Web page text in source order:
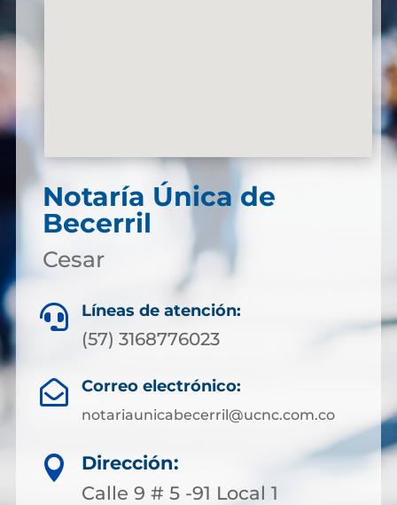
Notaría Única de
Becerril
Cesar
 Líneas de atención:
(57) 3168776023
 Correo electrónico:
notariaunicabecerril@ucnc.com.co

Dirección:
Calle 9 # 5 -91 Local 1